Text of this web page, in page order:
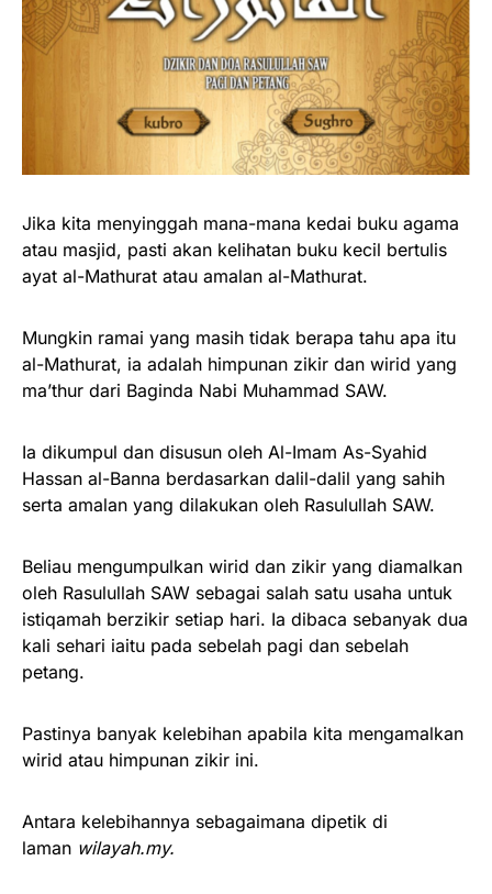
Jika kita menyinggah mana-mana kedai buku agama
atau masjid, pasti akan kelihatan buku kecil bertulis
ayat al-Mathurat atau amalan al-Mathurat.
Mungkin ramai yang masih tidak berapa tahu apa itu
al-Mathurat, ia adalah himpunan zikir dan wirid yang
ma’thur dari Baginda Nabi Muhammad SAW.
Ia dikumpul dan disusun oleh Al-Imam As-Syahid
Hassan al-Banna berdasarkan dalil-dalil yang sahih
serta amalan yang dilakukan oleh Rasulullah SAW.
Beliau mengumpulkan wirid dan zikir yang diamalkan
oleh Rasulullah SAW sebagai salah satu usaha untuk
istiqamah berzikir setiap hari. Ia dibaca sebanyak dua
kali sehari iaitu pada sebelah pagi dan sebelah
petang.
Pastinya banyak kelebihan apabila kita mengamalkan
wirid atau himpunan zikir ini.
Antara kelebihannya sebagaimana dipetik di
laman wilayah.my.